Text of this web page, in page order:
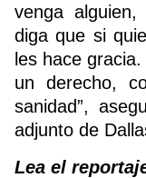
venga
diga que si
les hace
un derecho,
sanidad”,
adjunto de
Lea el